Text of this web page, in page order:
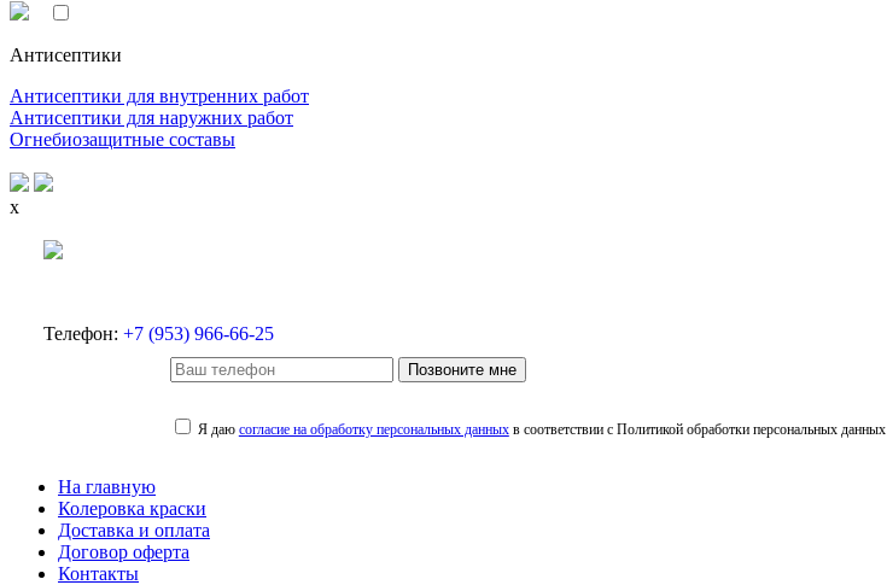
Антисептики
Антисептики для внутренних работ
Антисептики для наружних работ
Огнебиозащитные составы
x
Телефон: +7 (953) 966-66-25
Позвоните мне
Я даю согласие на обработку персональных данныхв соответствии с Политикой обработки персональных данных
На главную
Колеровка краски
Доставка и оплата
Договор оферта
Контакты